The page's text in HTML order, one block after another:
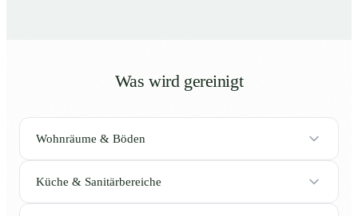
Was wird gereinigt
Wohnräume & Böden
Küche & Sanitärbereiche